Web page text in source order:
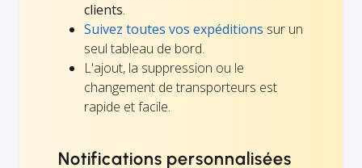
clients.
Suivez toutes vos expéditions sur un
seul tableau de bord.
L'ajout, la suppression ou le
changement de transporteurs est
rapide et facile.
Notifications personnalisées